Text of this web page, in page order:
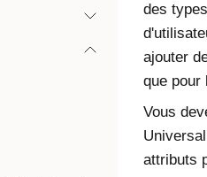
des
ajouter
que pour
Vous
attributs